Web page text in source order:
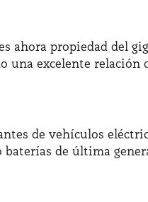
ahora propiedad del
una excelente relación
de vehículos
de última